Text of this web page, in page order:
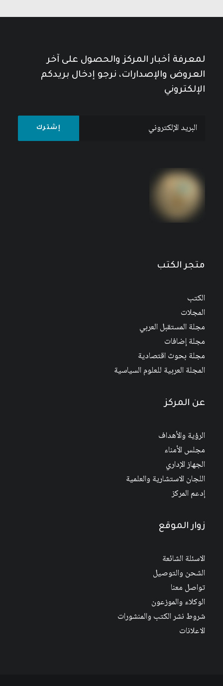
لمعرفة أخبار المركز والحصول على آخر
العروض والإصدارات، نرجو إدخال بريدكم
الإلكتروني
متجر الكتب
الكتب
المجلات
مجلة المستقبل العربي
مجلة إضافات
مجلة بحوث اقتصادية
المجلة العربية للعلوم السياسية
عن المركز
الرؤية والأهداف
مجلس الأمناء
الجهاز الإداري
اللجان الاستشارية والعلمية
إدعم المركز
زوار الموقع
الاسئلة الشائعة
الشحن والتوصيل
تواصل معنا
الوكلاء والموزعون
شروط نشر الكتب والمنشورات
الاعلانات